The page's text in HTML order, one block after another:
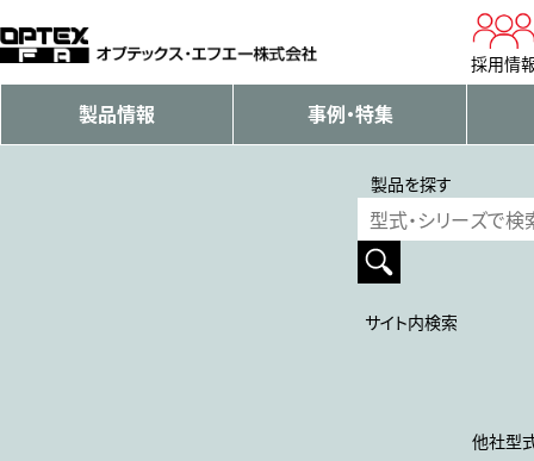
採用情
製品情報 事例・特集
製品を探す
サイト内検索
他社型